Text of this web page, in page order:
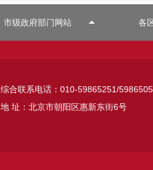
市级政府部门网站 各
综合联系电话：010-59865251/
地 址：北京市朝阳区惠新东街6号